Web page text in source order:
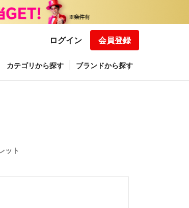
ログイン 会員登録
カテゴリから探す ブランドから探す
ット